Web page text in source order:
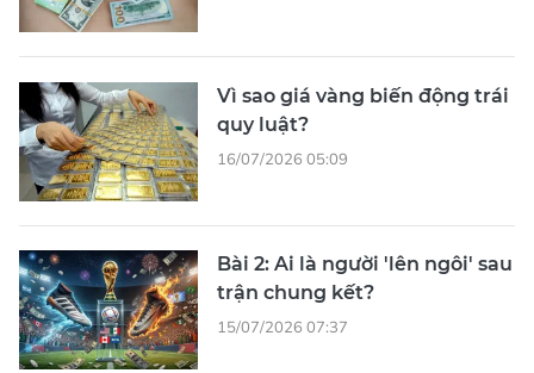
Vì sao giá vàng biến động trái
quy luật?
16/07/2026 05:09
Bài 2: Ai là người 'lên ngôi' sau
trận chung kết?
15/07/2026 07:37